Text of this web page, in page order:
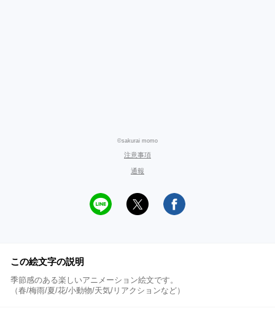
©sakurai momo
注意事項
通報
この絵文字の説明
季節感のある楽しいアニメーション絵文です。
（春/梅雨/夏/花/小動物/天気/リアクションなど）